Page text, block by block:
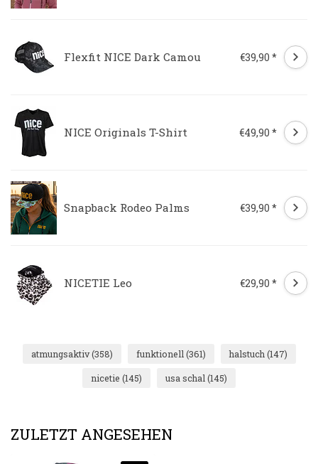
Flexfit NICE Dark Camou €39,90 *
NICE Originals T-Shirt €49,90 *
Snapback Rodeo Palms €39,90 *
NICETIE Leo €29,90 *
atmungsaktiv(358) funktionell(361) halstuch(147)
nicetie (145) usa schal(145)
ZULETZT ANGESEHEN